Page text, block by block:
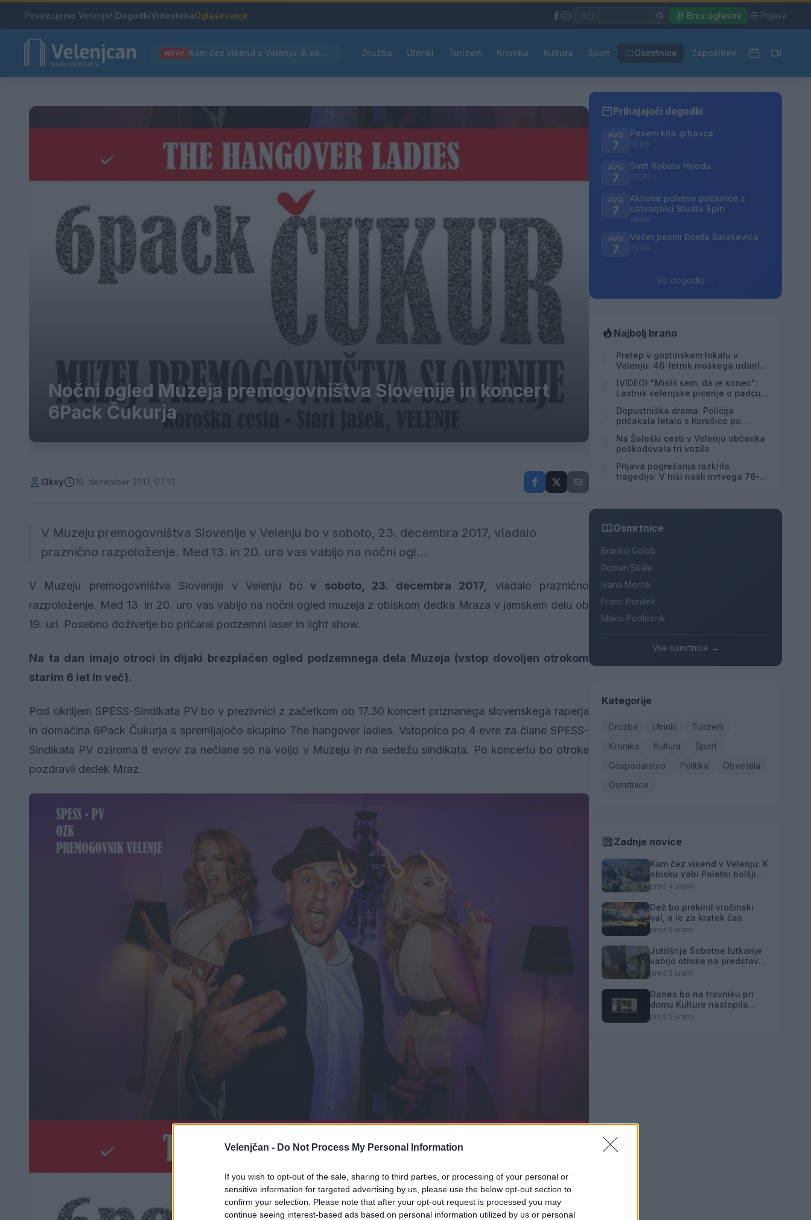
Velenjčan - Do Not Process My Personal Information
If you wish to opt-out of the sale, sharing to third parties, or processing of your personal or
sensitive information for targeted advertising by us, please use the below opt-out section to
confirm your selection. Please note that after your opt-out request is processed you may
continue seeing interest-based ads based on personal information utilized by us or personal
Povezujemo Velenje! DogodkiVideotekaOglaševanje 🎁 Brez oglasov Prijava
NOVO Kam čez vikend v Velenju: K obisku vabi Poletni bolšji sejem Družba Utrinki Turizem Kronika Kultura Šport Osmrtnice Zaposlitev
Nočni ogled Muzeja premogovništva Slovenije in koncert
6Pack Čukurja
l3ksy 19. december 2017, 07:13
V Muzeju premogovništva Slovenije v Velenju bo v soboto, 23. decembra 2017, vladalo
praznično razpoloženje. Med 13. in 20. uro vas vabijo na nočni ogl...
V Muzeju premogovništva Slovenije v Velenju bo v soboto, 23. decembra 2017,
vladalo praznično
razpoloženje. Med 13. in 20. uro vas vabijo na nočni ogled muzeja z obiskom dedka Mraza v jamskem delu ob
19. uri. Posebno doživetje bo pričaral podzemni laser in light show.
Na ta dan imajo otroci in dijaki brezplačen ogled podzemnega dela Muzeja (vstop dovoljen otrokom
starim 6 let in več).
Pod okriljem SPESS-Sindikata PV bo v prezivnici z začetkom ob 17.30 koncert priznanega slovenskega raperja
in domačina 6Pack Čukurja s spremljajočo skupino The hangover ladies. Vstopnice po 4 evre za člane SPESS-
Sindikata PV oziroma 8 evrov za nečlane so na voljo v Muzeju in na sedežu sindikata. Po koncertu bo otroke
pozdravil dedek Mraz.
Prihajajoči dogodki
AVG
7
Pesem kita grbavca
18:00
AVG
7
Smrt Robina Hooda
20:30
AVG
7
Aktivne poletne počitnice z
ustvarjalci Studia Spin
08:00
AVG
7
Večer pesmi Đorđa Balaševića
20:00
Vsi dogodki →
Najbolj brano
Pretep v gostinskem lokalu v
Velenju: 46-letnik moškega udaril s
(VIDEO) "Mislil sem, da je konec":
Lastnik velenjske picerije o padcu s
Dopustniška drama: Policija
pričakala letalo s Korošico po
Na Šaleški cesti v Velenju občanka
poškodovala tri vozila
Prijava pogrešanja razkrila
tragedijo: V hiši našli mrtvega 76-
Osmrtnice
Branko Golob
Roman Skale
Ivana Mernik
Franc Penšek
Maksi Podlesnik
Vse osmrtnice →
Kategorije
Družba Utrinki
Turizem
Kronika
Kultura
Šport
Gospodarstvo
Politika
Obvestila
Osmrtnice
Zadnje novice
Kam čez vikend v Velenju: K
obisku vabi Poletni bolšji
sejem
pred 4 urami
Dež bo prekinil vročinski
val, a le za kratek čas
pred 5 urami
Jutrišnje Sobotne lutkarije
vabijo otroke na predstavo
"Fuj, gosenica!"
pred 5 urami
Danes bo na travniku pri
domu Kulture nastopila
skupina Ringlšpil
pred 5 urami